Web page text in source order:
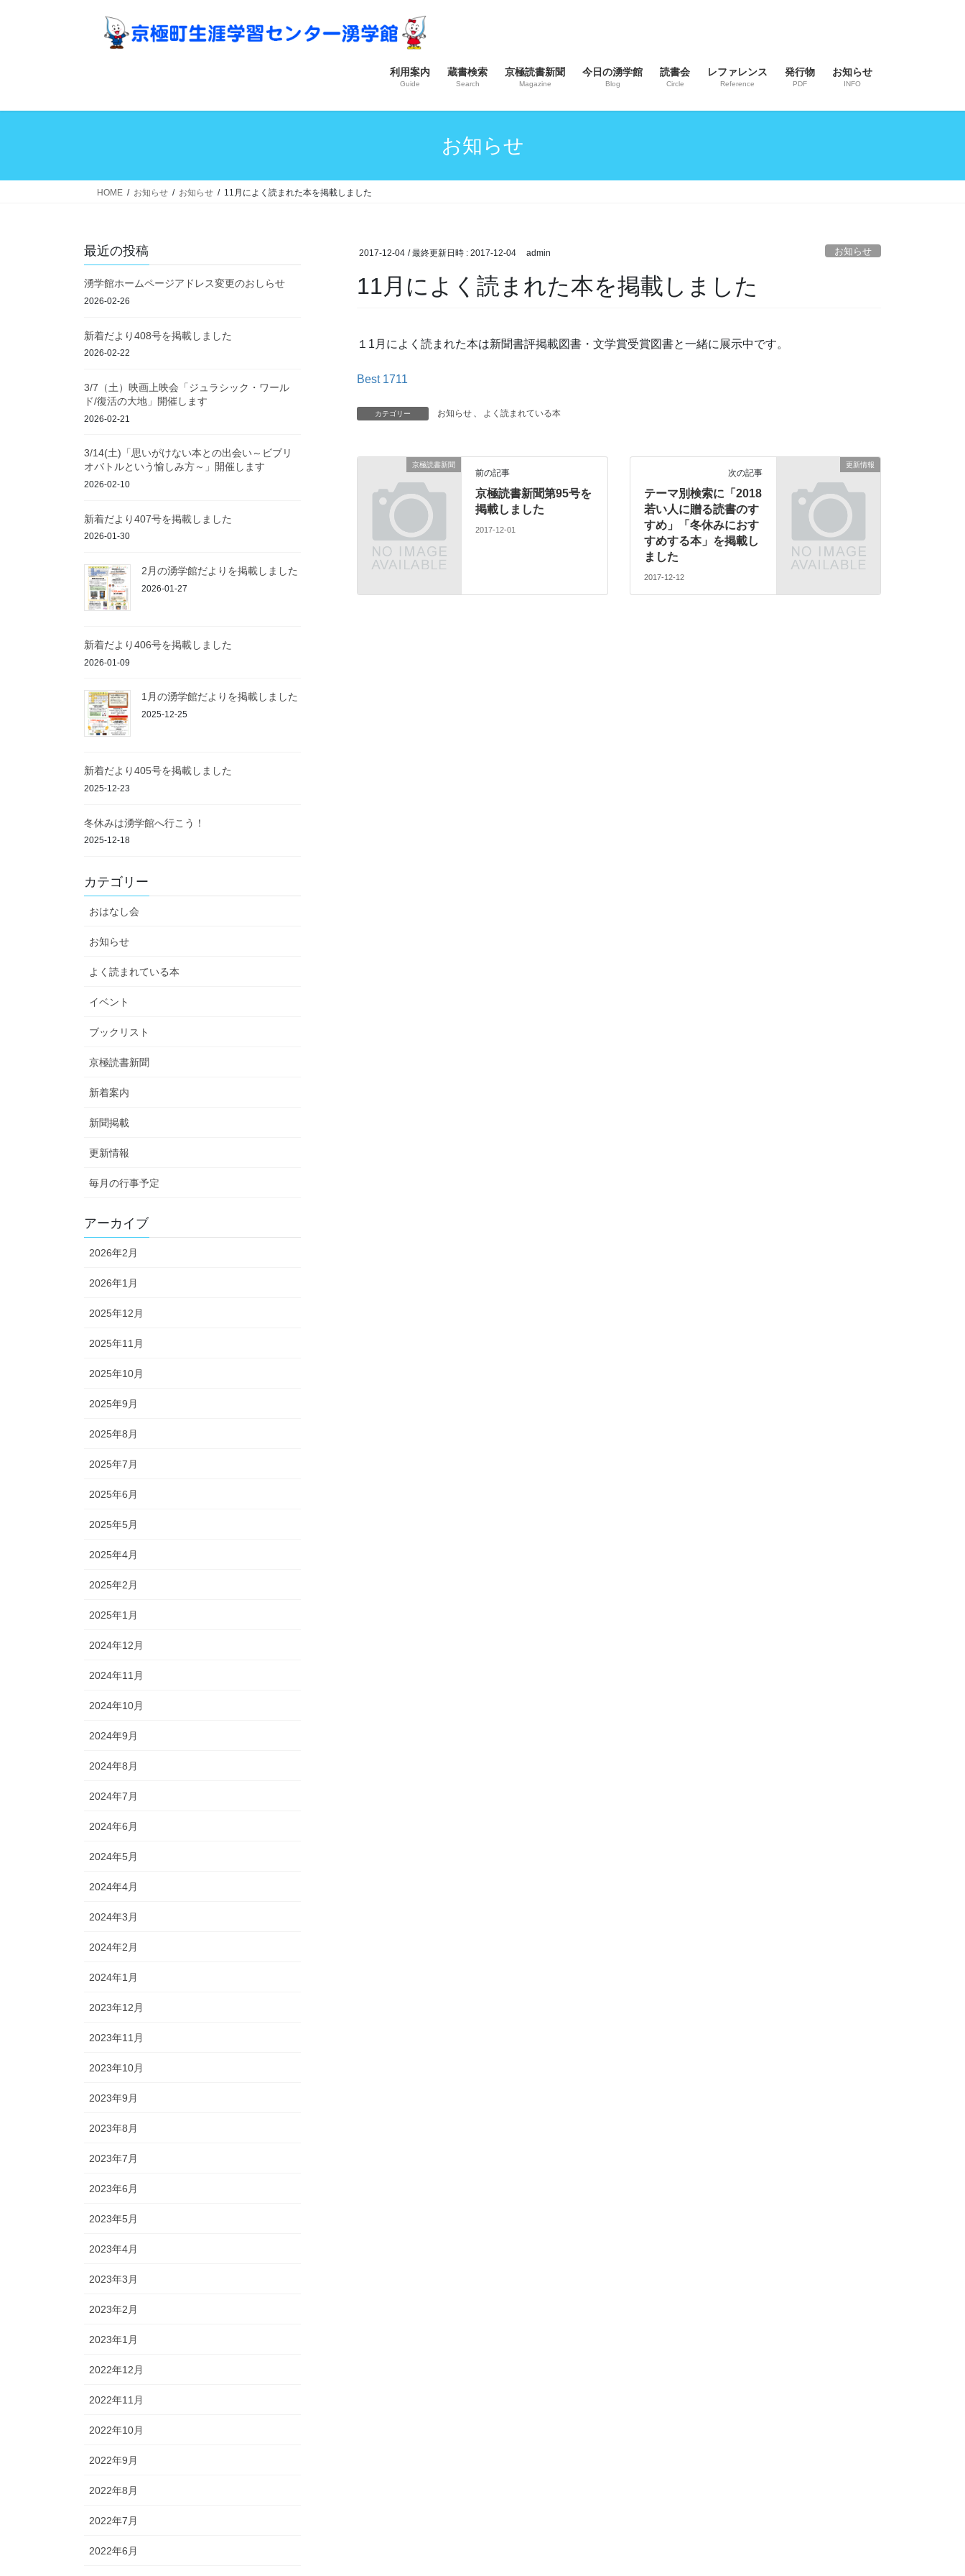
ス
ン
利用案内
Guide
蔵書検索
Search
京極読書新聞
Magazine
今日の湧学館
Blog
読書会
Circle
レファレンス
Reference
発行物
PDF
お知らせ
INFO
お知らせ
HOME お知らせ お知らせ 11月によく読まれた本を掲載しました
2017-12-04 / 最終更新日時 : 2017-12-04 admin お知らせ
11月によく読まれた本を掲載しました
１1月によく読まれた本は新聞書評掲載図書・文学賞受賞図書と一緒に展示中です。
Best 1711
カテゴリー お知らせ よく読まれている本
京極読書新聞
前の記事
京極読書新聞第95号を
掲載しました
2017-12-01
更新情報
次の記事
テーマ別検索に「2018
若い人に贈る読書のす
すめ」「冬休みにおす
すめする本」を掲載し
ました
2017-12-12
最近の投稿
湧学館ホームページアドレス変更のおしらせ
2026-02-26
新着だより408号を掲載しました
2026-02-22
3/7（土）映画上映会「ジュラシック・ワール
ド/復活の大地」開催します
2026-02-21
3/14(土)「思いがけない本との出会い～ビブリ
オバトルという愉しみ方～」開催します
2026-02-10
新着だより407号を掲載しました
2026-01-30
2月の湧学館だよりを掲載しました
2026-01-27
新着だより406号を掲載しました
2026-01-09
1月の湧学館だよりを掲載しました
2025-12-25
新着だより405号を掲載しました
2025-12-23
冬休みは湧学館へ行こう！
2025-12-18
カテゴリー
おはなし会
お知らせ
よく読まれている本
イベント
ブックリスト
京極読書新聞
新着案内
新聞掲載
更新情報
毎月の行事予定
アーカイブ
2026年2月
2026年1月
2025年12月
2025年11月
2025年10月
2025年9月
2025年8月
2025年7月
2025年6月
2025年5月
2025年4月
2025年2月
2025年1月
2024年12月
2024年11月
2024年10月
2024年9月
2024年8月
2024年7月
2024年6月
2024年5月
2024年4月
2024年3月
2024年2月
2024年1月
2023年12月
2023年11月
2023年10月
2023年9月
2023年8月
2023年7月
2023年6月
2023年5月
2023年4月
2023年3月
2023年2月
2023年1月
2022年12月
2022年11月
2022年10月
2022年9月
2022年8月
2022年7月
2022年6月